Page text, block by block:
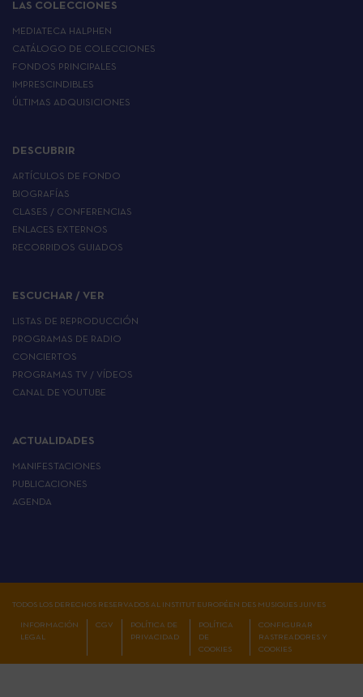
LAS COLECCIONES
MEDIATECA HALPHEN
CATÁLOGO DE COLECCIONES
FONDOS PRINCIPALES
IMPRESCINDIBLES
ÚLTIMAS ADQUISICIONES
DESCUBRIR
ARTÍCULOS DE FONDO
BIOGRAFÍAS
CLASES / CONFERENCIAS
ENLACES EXTERNOS
RECORRIDOS GUIADOS
ESCUCHAR / VER
LISTAS DE REPRODUCCIÓN
PROGRAMAS DE RADIO
CONCIERTOS
PROGRAMAS TV / VÍDEOS
CANAL DE YOUTUBE
ACTUALIDADES
MANIFESTACIONES
PUBLICACIONES
AGENDA
TODOS LOS DERECHOS RESERVADOS AL INSTITUT EUROPÉEN DES MUSIQUES JUIVES
INFORMACIÓN
LEGAL
CGV
POLÍTICA DE
PRIVACIDAD
POLÍTICA
DE
COOKIES
CONFIGURAR
RASTREADORES Y
COOKIES